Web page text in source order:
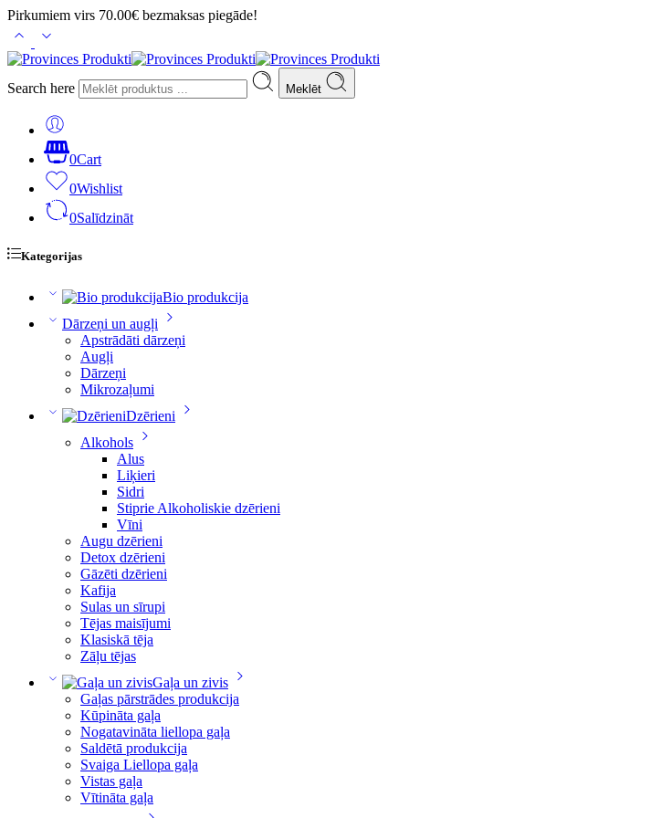
Pirkumiem virs 70.00€ bezmaksas piegāde!
Search here Meklēt
0Cart
0Wishlist
0Salīdzināt
Kategorijas
Bio produkcija
Dārzeņi un augļi
Apstrādāti dārzeņi
Augļi
Dārzeņi
Mikrozaļumi
Dzērieni
Alkohols
Alus
Liķieri
Sidri
Stiprie Alkoholiskie dzērieni
Vīni
Augu dzērieni
Detox dzērieni
Gāzēti dzērieni
Kafija
Sulas un sīrupi
Tējas maisījumi
Klasiskā tēja
Zāļu tējas
Gaļa un zivis
Gaļas pārstrādes produkcija
Kūpināta gaļa
Nogatavināta liellopa gaļa
Saldētā produkcija
Svaiga Liellopa gaļa
Vistas gaļa
Vītināta gaļa